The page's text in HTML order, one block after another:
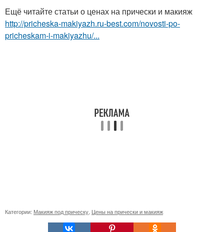
Ещё читайте статьи о ценах на прически и макияж
http://pricheska-makiyazh.ru-best.com/novosti-po-
pricheskam-i-makiyazhu/...
Категории: Макияж под прическу Цены на прически и макияж